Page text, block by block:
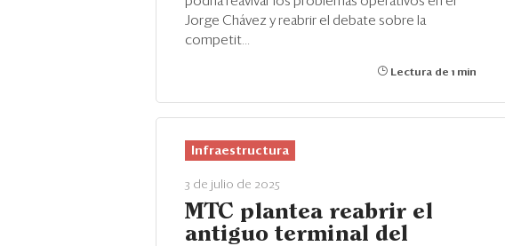
Jorge Chávez y reabrir el debate sobre la
competit...
Lectura de 1 min
Infraestructura
3 de julio de 2025
MTC plantea reabrir el
antiguo terminal del